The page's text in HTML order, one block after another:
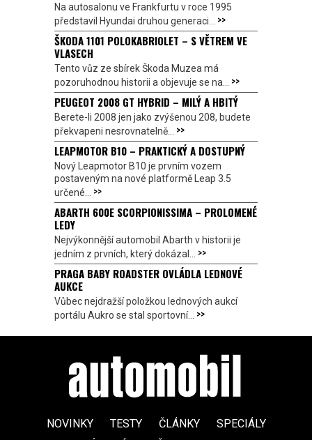
Na autosalonu ve Frankfurtu v roce 1995
představil Hyundai druhou generaci... >>
ŠKODA 1101 POLOKABRIOLET – S VĚTREM VE
VLASECH
Tento vůz ze sbírek Škoda Muzea má
pozoruhodnou historii a objevuje se na... >>
PEUGEOT 2008 GT HYBRID – MILÝ A HBITÝ
Berete-li 2008 jen jako zvýšenou 208, budete
překvapeni nesrovnatelně... >>
LEAPMOTOR B10 – PRAKTICKÝ A DOSTUPNÝ
Nový Leapmotor B10 je prvním vozem
postaveným na nové platformě Leap 3.5
určené... >>
ABARTH 600E SCORPIONISSIMA – PROLOMENÉ
LEDY
Nejvýkonnější automobil Abarth v historii je
jedním z prvních, který dokázal... >>
PRAGA BABY ROADSTER OVLÁDLA LEDNOVÉ
AUKCE
Vůbec nejdražší položkou lednových aukcí
portálu Aukro se stal sportovní... >>
NOVINKY TESTY ČLÁNKY
SPECIÁLY